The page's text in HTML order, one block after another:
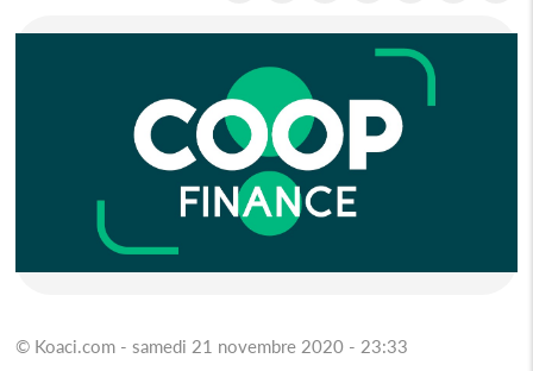
© Koaci.com - samedi 21 novembre 2020 - 23:33